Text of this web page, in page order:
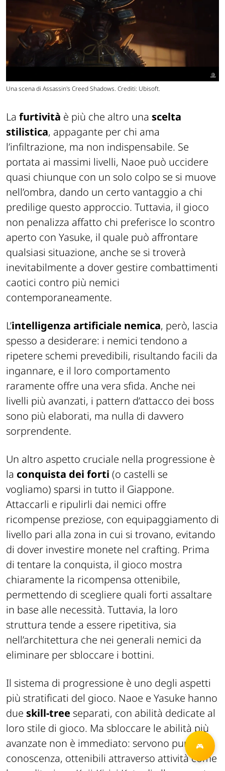
Una scena di Assassin's Creed Shadows. Crediti: Ubisoft.
La furtività è più che altro una scelta
stilistica, appagante per chi ama
l’infiltrazione, ma non indispensabile. Se
portata ai massimi livelli, Naoe può uccidere
quasi chiunque con un solo colpo se si muove
nell’ombra, dando un certo vantaggio a chi
predilige questo approccio. Tuttavia, il gioco
non penalizza affatto chi preferisce lo scontro
aperto con Yasuke, il quale può affrontare
qualsiasi situazione, anche se si troverà
inevitabilmente a dover gestire combattimenti
caotici contro più nemici
contemporaneamente.
L’intelligenza artificiale nemica, però, lascia
spesso a desiderare: i nemici tendono a
ripetere schemi prevedibili, risultando facili da
ingannare, e il loro comportamento
raramente offre una vera sfida. Anche nei
livelli più avanzati, i pattern d’attacco dei boss
sono più elaborati, ma nulla di davvero
sorprendente.
Un altro aspetto cruciale nella progressione è
la conquista dei forti (o castelli se
vogliamo) sparsi in tutto il Giappone.
Attaccarli e ripulirli dai nemici offre
ricompense preziose, con equipaggiamento di
livello pari alla zona in cui si trovano, evitando
di dover investire monete nel crafting. Prima
di tentare la conquista, il gioco mostra
chiaramente la ricompensa ottenibile,
permettendo di scegliere quali forti assaltare
in base alle necessità. Tuttavia, la loro
struttura tende a essere ripetitiva, sia
nell’architettura che nei generali nemici da
eliminare per sbloccare i bottini.
Il sistema di progressione è uno degli aspetti
più stratificati del gioco. Naoe e Yasuke hanno
due skill-tree separati, con abilità dedicate al
loro stile di gioco. Ma sbloccare le abilità più
avanzate non è immediato: servono punti
conoscenza, ottenibili attraverso attività come